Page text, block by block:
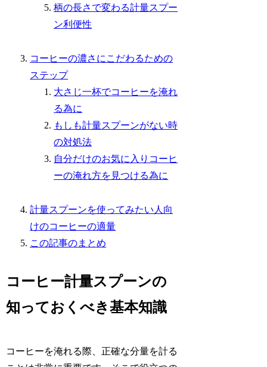
柄の長さで変わる計量スプー
ン利便性
コーヒーの濃さにこだわるための
ステップ
大さじ一杯でコーヒーを淹れ
る為に
もしも計量スプーンがない時
の対処法
自分だけのお気に入りコーヒ
ーの淹れ方を見つける為に
計量スプーンを使ってみたい人向
けのコーヒーの適量
この記事のまとめ
コーヒー計量スプーンの
知っておくべき基本知識
コーヒーを淹れる際、正確な分量を計る